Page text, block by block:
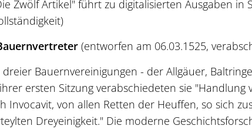
Zwölf Artikel" führt zu digitalisierten Ausgaben in
(entworfen am 06.03.1525,
Bauernvereinigungen - der Allgäuer,
ersten Sitzung verabschiedeten sie "Handlung
von allen Retten der Heuffen, so sich
Dreyeinigkeit." Die moderne